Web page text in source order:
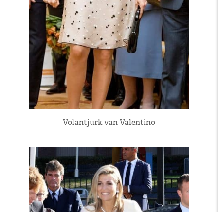
Volantjurk van Valentino